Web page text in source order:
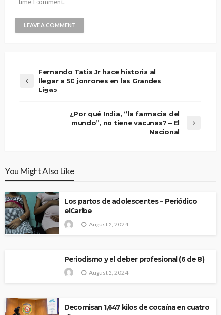
time I comment.
Fernando Tatis Jr hace historia al
llegar a 50 jonrones en las Grandes
Ligas –
¿Por qué India, “la farmacia del
mundo”, no tiene vacunas? – El
Nacional
You Might Also Like
Los partos de adolescentes – Periódico
elCaribe
August 2, 2024
Periodismo y el deber profesional (6 de 8)
August 2, 2024
Decomisan 1,647 kilos de cocaína en cuatro